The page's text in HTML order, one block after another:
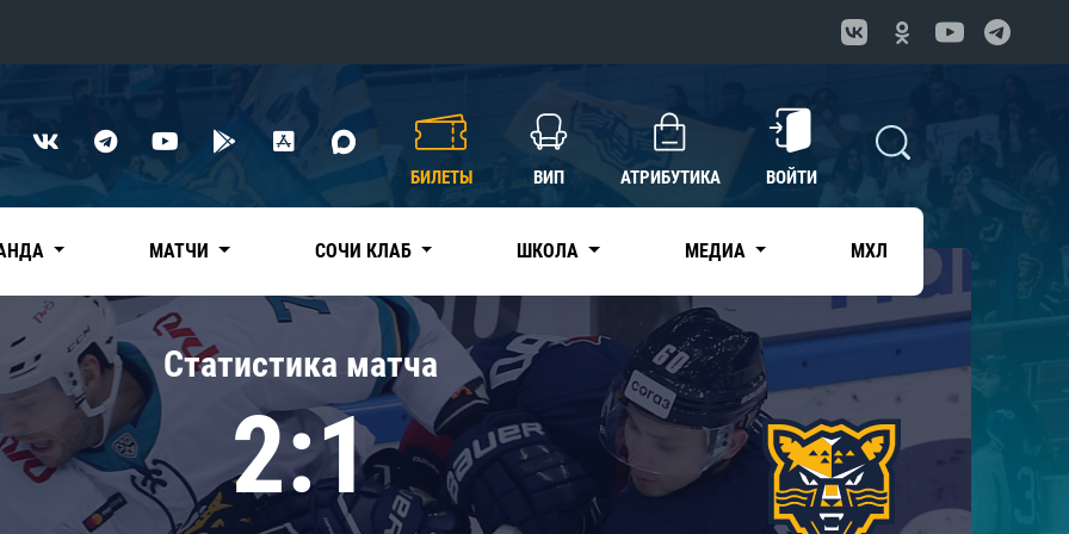
Нефтехимик
Трактор
Дивизион Чернышева
Авангард
Адмирал
КХЛ
БИЛЕТЫ ВИП АТРИБУТИКА ВОЙТИ
МАТЧИ СОЧИ КЛАБ ШКОЛА МЕДИА МХЛ
Статистика матча
2:1